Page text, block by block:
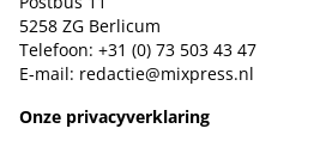
5258 ZG Berlicum
Telefoon: +31 (0) 73 503 43 47
E-mail: redactie@mixpress.nl
Onze privacyverklaring